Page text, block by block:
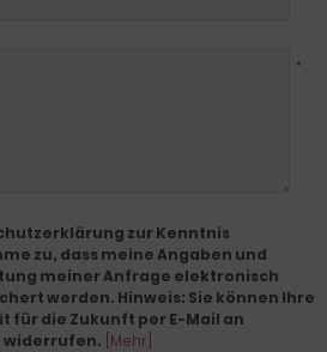
*
zur Kenntnis
zu, dass meine Angaben und
meiner Anfrage elektronisch
werden. Hinweis: Sie können Ihre
für die Zukunft per E-Mail an
[Mehr]